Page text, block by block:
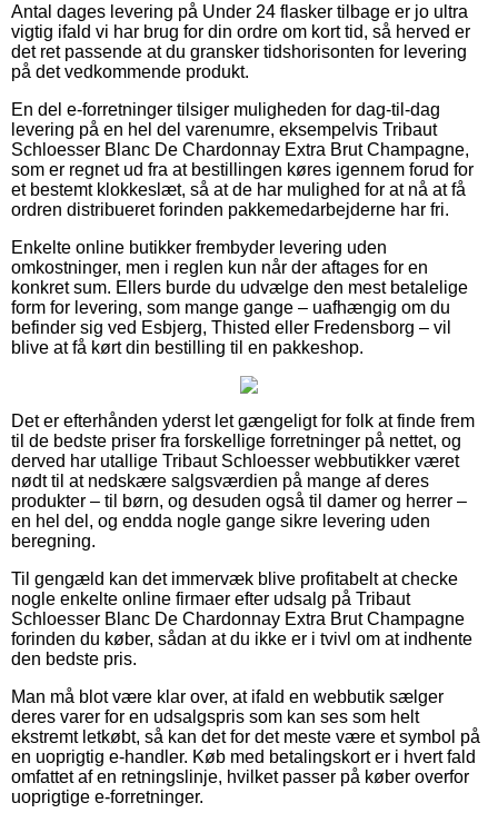
Antal dages levering på Under 24 flasker tilbage er jo ultra
vigtig ifald vi har brug for din ordre om kort tid, så herved er
det ret passende at du gransker tidshorisonten for levering
på det vedkommende produkt.
En del e-forretninger tilsiger muligheden for dag-til-dag
levering på en hel del varenumre, eksempelvis Tribaut
Schloesser Blanc De Chardonnay Extra Brut Champagne,
som er regnet ud fra at bestillingen køres igennem forud for
et bestemt klokkeslæt, så at de har mulighed for at nå at få
ordren distribueret forinden pakkemedarbejderne har fri.
Enkelte online butikker frembyder levering uden
omkostninger, men i reglen kun når der aftages for en
konkret sum. Ellers burde du udvælge den mest betalelige
form for levering, som mange gange – uafhængig om du
befinder sig ved Esbjerg, Thisted eller Fredensborg – vil
blive at få kørt din bestilling til en pakkeshop.
Det er efterhånden yderst let gængeligt for folk at finde frem
til de bedste priser fra forskellige forretninger på nettet, og
derved har utallige Tribaut Schloesser webbutikker været
nødt til at nedskære salgsværdien på mange af deres
produkter – til børn, og desuden også til damer og herrer –
en hel del, og endda nogle gange sikre levering uden
beregning.
Til gengæld kan det immervæk blive profitabelt at checke
nogle enkelte online firmaer efter udsalg på Tribaut
Schloesser Blanc De Chardonnay Extra Brut Champagne
forinden du køber, sådan at du ikke er i tvivl om at indhente
den bedste pris.
Man må blot være klar over, at ifald en webbutik sælger
deres varer for en udsalgspris som kan ses som helt
ekstremt letkøbt, så kan det for det meste være et symbol på
en uoprigtig e-handler. Køb med betalingskort er i hvert fald
omfattet af en retningslinje, hvilket passer på køber overfor
uoprigtige e-forretninger.